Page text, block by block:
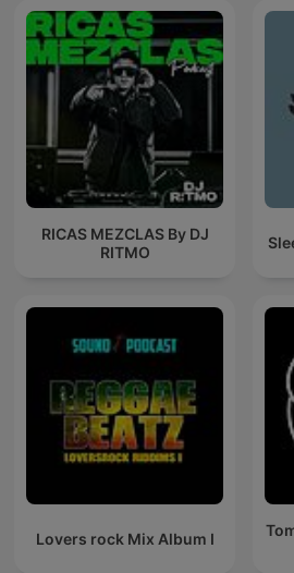
RICAS MEZCLAS By DJ
RITMO
Lovers rock Mix Album I